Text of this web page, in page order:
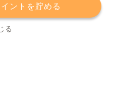
ントを貯める
る
利用規約
運営会社
せ